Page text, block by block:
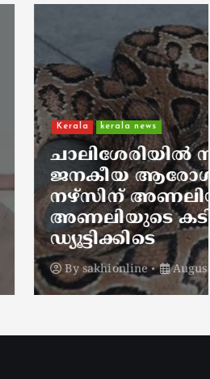
സര്‍ക്കാര്‍
കടിയേറ്റു;
August 6, 2026 2 views